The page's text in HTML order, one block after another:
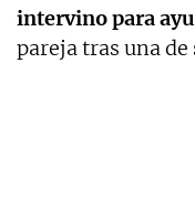
intervino para
pareja tras una